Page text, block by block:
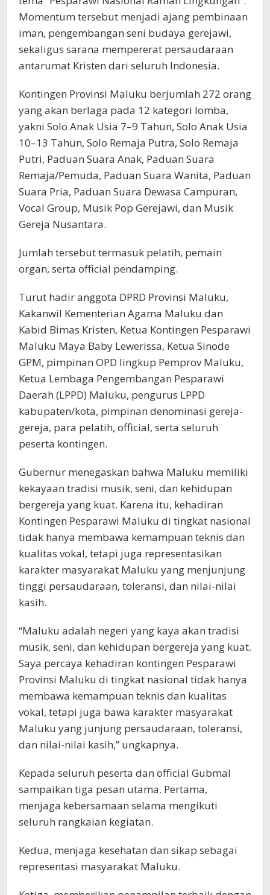
Momentum tersebut menjadi ajang pembinaan
iman, pengembangan seni budaya gerejawi,
sekaligus sarana mempererat persaudaraan
antarumat Kristen dari seluruh Indonesia.
Kontingen Provinsi Maluku berjumlah 272 orang
yang akan berlaga pada 12 kategori lomba,
yakni Solo Anak Usia 7–9 Tahun, Solo Anak Usia
10–13 Tahun, Solo Remaja Putra, Solo Remaja
Putri, Paduan Suara Anak, Paduan Suara
Remaja/Pemuda, Paduan Suara Wanita, Paduan
Suara Pria, Paduan Suara Dewasa Campuran,
Vocal Group, Musik Pop Gerejawi, dan Musik
Gereja Nusantara.
Jumlah tersebut termasuk pelatih, pemain
organ, serta official pendamping.
Turut hadir anggota DPRD Provinsi Maluku,
Kakanwil Kementerian Agama Maluku dan
Kabid Bimas Kristen, Ketua Kontingen Pesparawi
Maluku Maya Baby Lewerissa, Ketua Sinode
GPM, pimpinan OPD lingkup Pemprov Maluku,
Ketua Lembaga Pengembangan Pesparawi
Daerah (LPPD) Maluku, pengurus LPPD
kabupaten/kota, pimpinan denominasi gereja-
gereja, para pelatih, official, serta seluruh
peserta kontingen.
Gubernur menegaskan bahwa Maluku memiliki
kekayaan tradisi musik, seni, dan kehidupan
bergereja yang kuat. Karena itu, kehadiran
Kontingen Pesparawi Maluku di tingkat nasional
tidak hanya membawa kemampuan teknis dan
kualitas vokal, tetapi juga representasikan
karakter masyarakat Maluku yang menjunjung
tinggi persaudaraan, toleransi, dan nilai-nilai
kasih.
“Maluku adalah negeri yang kaya akan tradisi
musik, seni, dan kehidupan bergereja yang kuat.
Saya percaya kehadiran kontingen Pesparawi
Provinsi Maluku di tingkat nasional tidak hanya
membawa kemampuan teknis dan kualitas
vokal, tetapi juga bawa karakter masyarakat
Maluku yang junjung persaudaraan, toleransi,
dan nilai-nilai kasih,” ungkapnya.
Kepada seluruh peserta dan official Gubmal
sampaikan tiga pesan utama. Pertama,
menjaga kebersamaan selama mengikuti
seluruh rangkaian kegiatan.
Kedua, menjaga kesehatan dan sikap sebagai
representasi masyarakat Maluku.